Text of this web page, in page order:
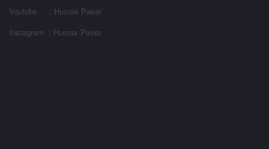
Youtube : Humas Paser
Instagram : Humas Paser